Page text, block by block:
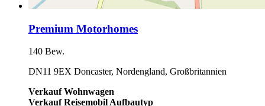
Premium Motorhomes
140 Bew.
DN11 9EX Doncaster, Nordengland, Großbritannien
Verkauf Wohnwagen
Verkauf Reisemobil Aufbautyp